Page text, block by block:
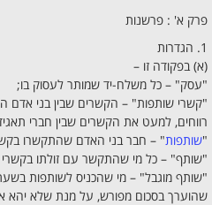
פרק א' : פרשנות
1. הגדרות
(א) בפקודה זו –
"עסק" – כל משלח-יד שמותר לעסוק בו;
"קשרי שותפות" – הקשרים שבין בני
רווחים, למעט את הקשרים שבין חברי
"שותפות" – חבר בני האדם שהתקשרו
"שותף" – כל מי שהתקשר עם זולתו
"שותף מוגבל" – מי שהכניס לשותפות
שהוערך בסכום מפורש, על מנת שלא יהא